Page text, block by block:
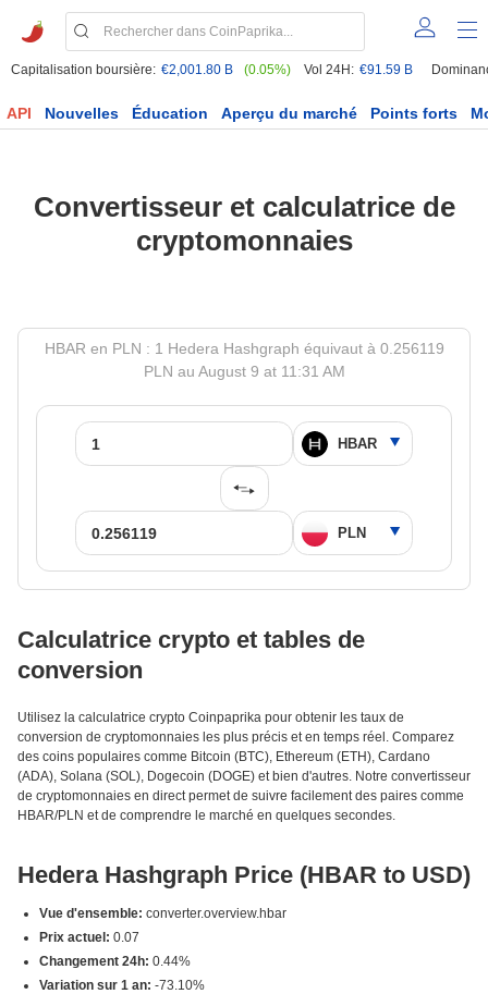
Capitalisation boursière: €2,001.80 B (0.05%) Vol 24H: €91.59 B
API Nouvelles Éducation Aperçu du marché Points forts
Convertisseur et calculatrice de
cryptomonnaies
HBAR en PLN : 1 Hedera Hashgraph équivaut à 0.256119
PLN au August 9 at 11:31 AM
Calculatrice crypto et tables de
conversion
Utilisez la calculatrice crypto Coinpaprika pour obtenir les taux de
conversion de cryptomonnaies les plus précis et en temps réel. Comparez
des coins populaires comme Bitcoin (BTC), Ethereum (ETH), Cardano
(ADA), Solana (SOL), Dogecoin (DOGE) et bien d'autres. Notre convertisseur
de cryptomonnaies en direct permet de suivre facilement des paires comme
HBAR/PLN et de comprendre le marché en quelques secondes.
Hedera Hashgraph Price (HBAR to USD)
Vue d'ensemble: converter.overview.hbar
Prix actuel: 0.07
Changement 24h: 0.44%
Variation sur 1 an: -73.10%